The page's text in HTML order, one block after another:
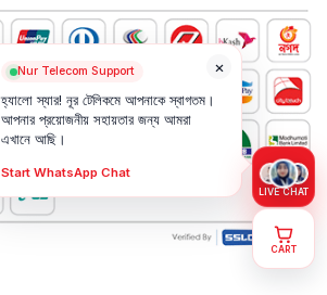
×
Nur Telecom Support
হ্যালো স্যার! নূর টেলিকমে আপনাকে স্বাগতম।
আপনার প্রয়োজনীয় সহায়তার জন্য আমরা
এখানে আছি।
Start WhatsApp Chat
LIVE CHAT
CART